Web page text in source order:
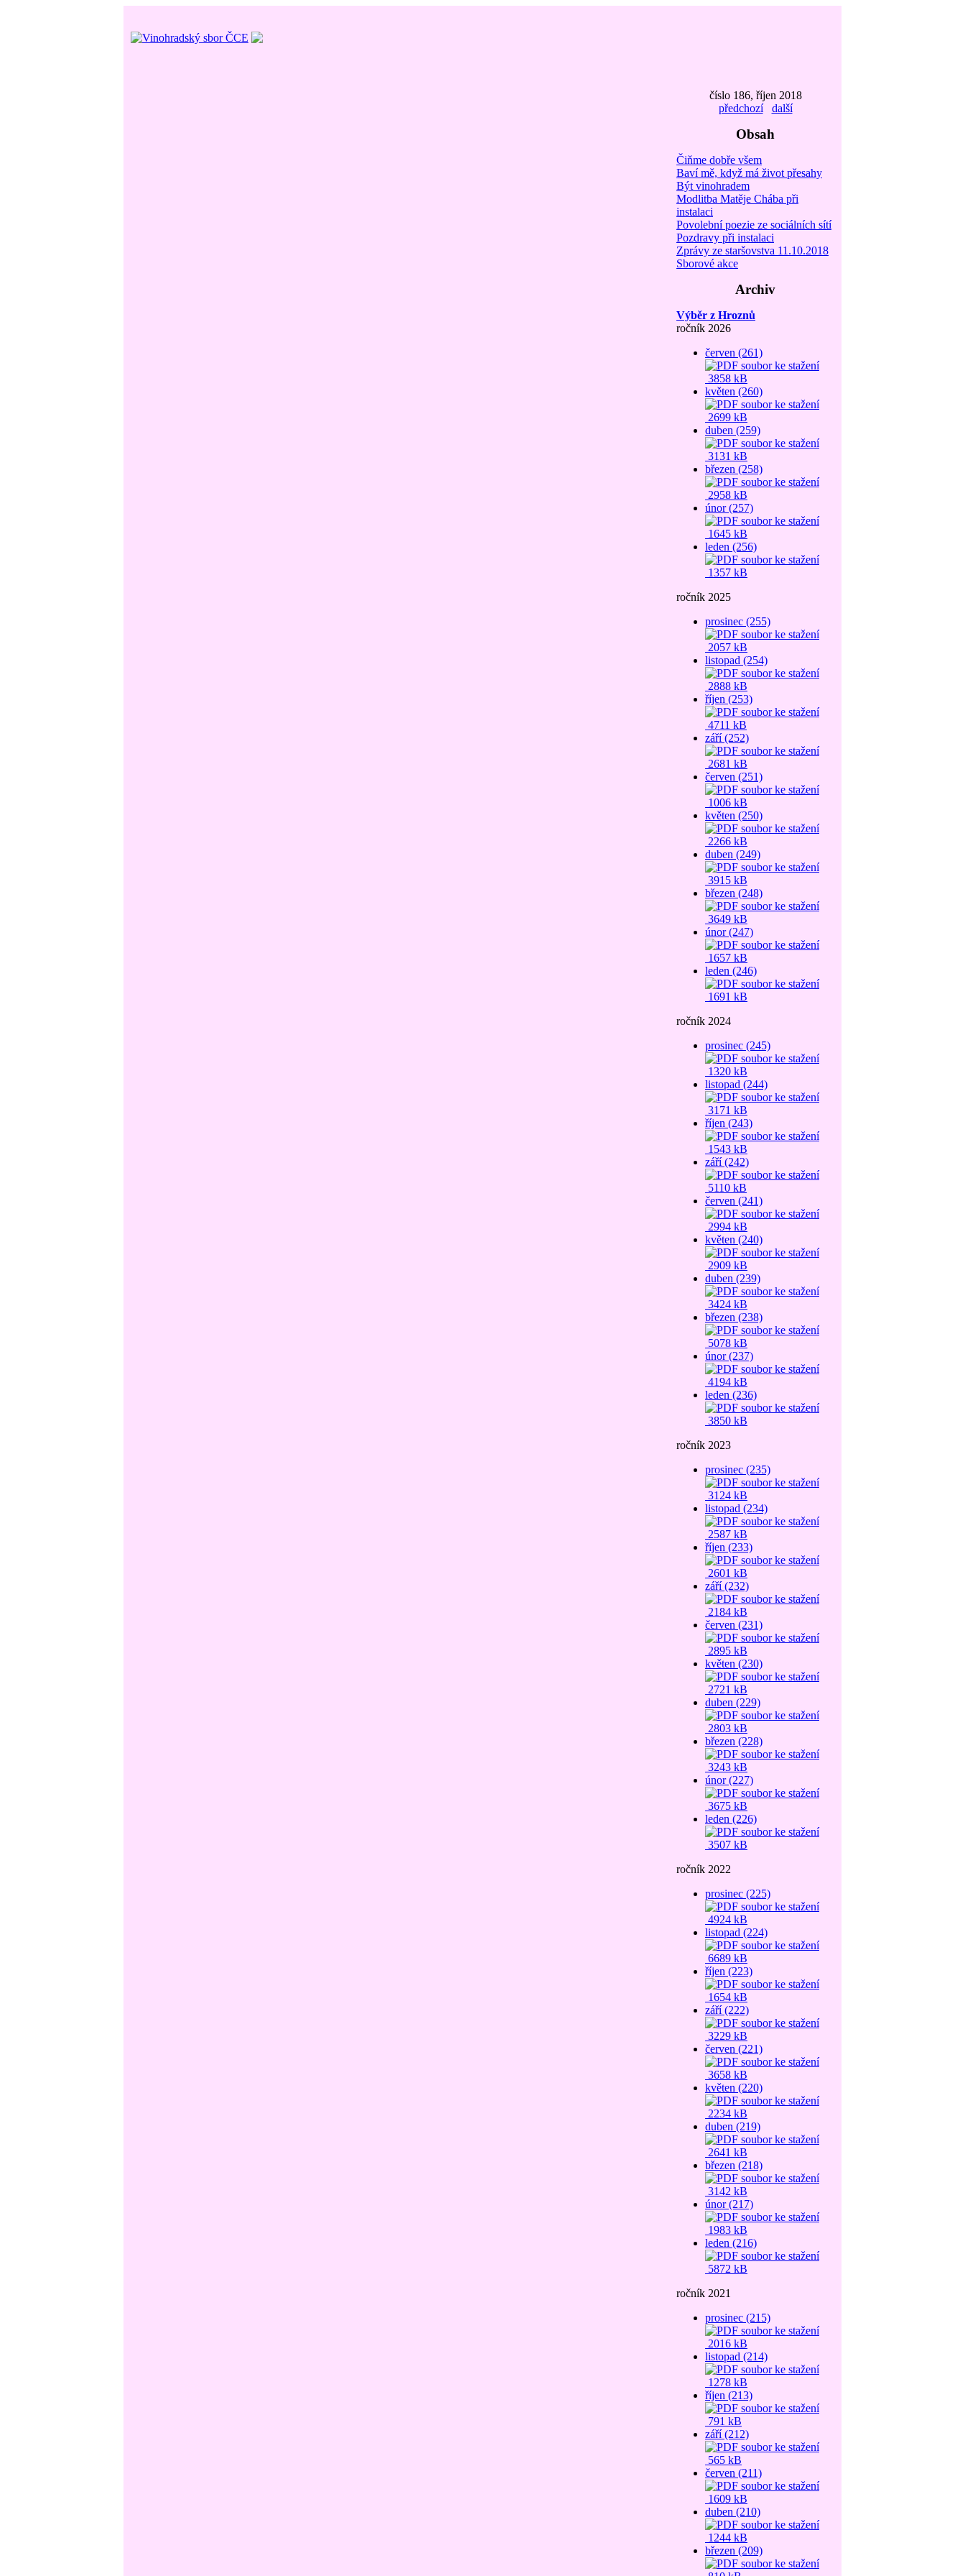
číslo 186, říjen 2018
předchozí
další
Obsah
Čiňme dobře všem
Baví mě, když má život přesahy
Být vinohradem
Modlitba Matěje Chába při
instalaci
Povolební poezie ze sociálních sítí
Pozdravy při instalaci
Zprávy ze staršovstva 11.10.2018
Sborové akce
Archiv
Výběr z Hroznů
ročník 2026
červen (261)
3858 kB
květen (260)
2699 kB
duben (259)
3131 kB
březen (258)
2958 kB
únor (257)
1645 kB
leden (256)
1357 kB
ročník 2025
prosinec (255)
2057 kB
listopad (254)
2888 kB
říjen (253)
4711 kB
září (252)
2681 kB
červen (251)
1006 kB
květen (250)
2266 kB
duben (249)
3915 kB
březen (248)
3649 kB
únor (247)
1657 kB
leden (246)
1691 kB
ročník 2024
prosinec (245)
1320 kB
listopad (244)
3171 kB
říjen (243)
1543 kB
září (242)
5110 kB
červen (241)
2994 kB
květen (240)
2909 kB
duben (239)
3424 kB
březen (238)
5078 kB
únor (237)
4194 kB
leden (236)
3850 kB
ročník 2023
prosinec (235)
3124 kB
listopad (234)
2587 kB
říjen (233)
2601 kB
září (232)
2184 kB
červen (231)
2895 kB
květen (230)
2721 kB
duben (229)
2803 kB
březen (228)
3243 kB
únor (227)
3675 kB
leden (226)
3507 kB
ročník 2022
prosinec (225)
4924 kB
listopad (224)
6689 kB
říjen (223)
1654 kB
září (222)
3229 kB
červen (221)
3658 kB
květen (220)
2234 kB
duben (219)
2641 kB
březen (218)
3142 kB
únor (217)
1983 kB
leden (216)
5872 kB
ročník 2021
prosinec (215)
2016 kB
listopad (214)
1278 kB
říjen (213)
791 kB
září (212)
565 kB
červen (211)
1609 kB
duben (210)
1244 kB
březen (209)